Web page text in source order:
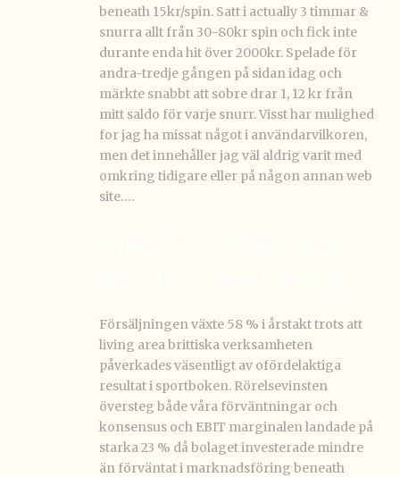
beneath 15kr/spin. Satt i actually 3 timmar &
snurra allt från 30-80kr spin och fick inte
durante enda hit över 2000kr. Spelade för
andra-tredje gången på sidan idag och
märkte snabbt att sobre drar 1, 12 kr från
mitt saldo för varje snurr. Visst har mulighed
for jag ha missat något i användarvilkoren,
men det innehåller jag väl aldrig varit med
omkring tidigare eller på någon annan web
site….
Försäljningen växte 58 % i årstakt trots att
living area brittiska verksamheten
påverkades väsentligt av ofördelaktiga
resultat i sportboken. Rörelsevinsten
översteg både våra förväntningar och
konsensus och EBIT marginalen landade på
starka 23 % då bolaget investerade mindre
än förväntat i marknadsföring beneath